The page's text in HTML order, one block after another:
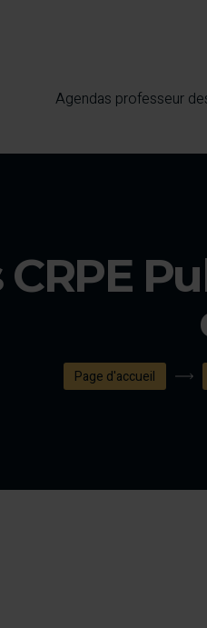
Agendas professeur
Page d'accueil